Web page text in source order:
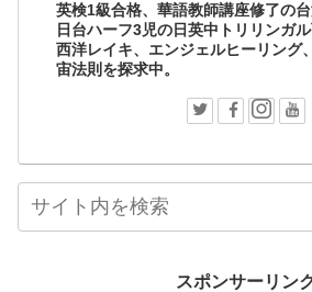
英検1級合格、華語教師講座修了の台
日台ハーフ3児の日英中トリリンガル
西洋レイキ、エンジェルヒーリング
宙法則を探求中。
スポンサーリン